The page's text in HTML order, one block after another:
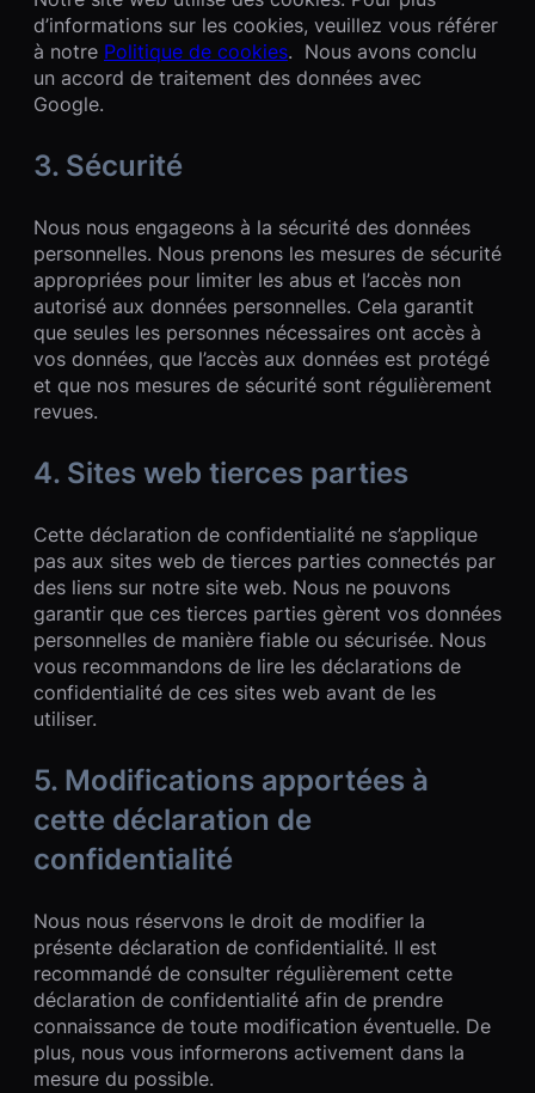
d’informations sur les cookies, veuillez vous référer
à notre Politique de cookies. Nous avons conclu
un accord de traitement des données avec
Google.
3. Sécurité
Nous nous engageons à la sécurité des données
personnelles. Nous prenons les mesures de sécurité
appropriées pour limiter les abus et l’accès non
autorisé aux données personnelles. Cela garantit
que seules les personnes nécessaires ont accès à
vos données, que l’accès aux données est protégé
et que nos mesures de sécurité sont régulièrement
revues.
4. Sites web tierces parties
Cette déclaration de confidentialité ne s’applique
pas aux sites web de tierces parties connectés par
des liens sur notre site web. Nous ne pouvons
garantir que ces tierces parties gèrent vos données
personnelles de manière fiable ou sécurisée. Nous
vous recommandons de lire les déclarations de
confidentialité de ces sites web avant de les
utiliser.
5. Modifications apportées à
cette déclaration de
confidentialité
Nous nous réservons le droit de modifier la
présente déclaration de confidentialité. Il est
recommandé de consulter régulièrement cette
déclaration de confidentialité afin de prendre
connaissance de toute modification éventuelle. De
plus, nous vous informerons activement dans la
mesure du possible.